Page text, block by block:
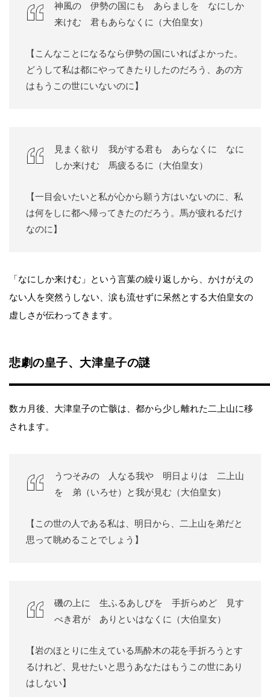
神風の 伊勢の国にも あらましを なにしか
来けむ 君もあらなくに（大伯皇女）
【こんなことになるなら伊勢の国にいればよかった。
どうして私は都にやってきたりしたのだろう、あの方
はもうこの世にいないのに】
見まく欲り 我がする君も あらなくに なに
しか来けむ 馬疲るるに（大伯皇女）
【一目会いたいと私が心から願う方はいないのに、私
は何をしに都へ帰ってきたのだろう。馬が疲れるだけ
なのに】
「なにしか来けむ」という言葉の繰り返しから、かけがえの
ない人を突然うしない、涙も流せずに呆然とする大伯皇女の
虚しさが伝わってきます。
悲劇の皇子、大津皇子の謎
数カ月後、大津皇子の亡骸は、都から少し離れた二上山に移
されます。
うつそみの 人なる我や 明日よりは 二上山
を 弟（いろせ）と我が見む（大伯皇女）
【この世の人である私は、明日から、二上山を弟だと
思って眺めることでしょう】
磯の上に 生ふるあしびを 手折らめど 見す
べき君が ありといはなくに（大伯皇女）
【岩のほとりに生えている馬酔木の花を手折ろうとす
るけれど、見せたいと思うあなたはもうこの世にあり
はしない】